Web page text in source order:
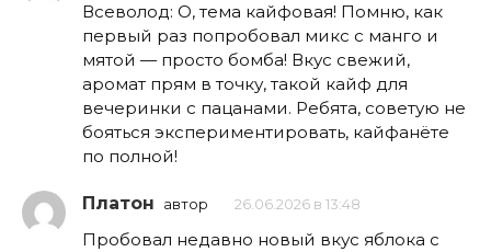
Всеволод: О, тема кайфовая! Помню, как
первый раз попробовал микс с манго и
мятой — просто бомба! Вкус свежий,
аромат прям в точку, такой кайф для
вечеринки с пацанами. Ребята, советую не
бояться экспериментировать, кайфанёте
по полной!
Платон автор 26.06.2026 в 13:48
Пробовал недавно новый вкус яблока с